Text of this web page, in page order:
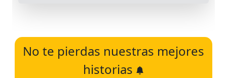
No te pierdas nuestras mejores
historias